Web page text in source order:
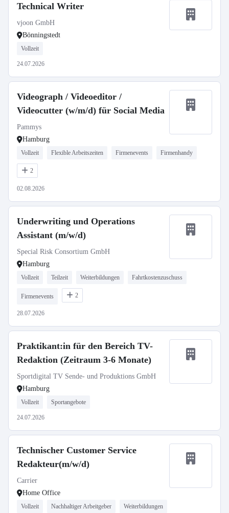
Technical Writer
vjoon GmbH
Bönningstedt
Vollzeit
24.07.2026
Videograph / Videoeditor /
Videocutter (w/m/d) für Social Media
Pammys
Hamburg
Vollzeit Flexible Arbeitszeiten Firmenevents Firmenhandy
2
02.08.2026
Underwriting und Operations
Assistant (m/w/d)
Special Risk Consortium GmbH
Hamburg
Vollzeit Teilzeit Weiterbildungen Fahrtkostenzuschuss
Firmenevents 2
28.07.2026
Praktikant:in für den Bereich TV-
Redaktion (Zeitraum 3-6 Monate)
Sportdigital TV Sende- und Produktions GmbH
Hamburg
Vollzeit Sportangebote
24.07.2026
Technischer Customer Service
Redakteur(m/w/d)
Carrier
Home Office
Vollzeit Nachhaltiger Arbeitgeber Weiterbildungen